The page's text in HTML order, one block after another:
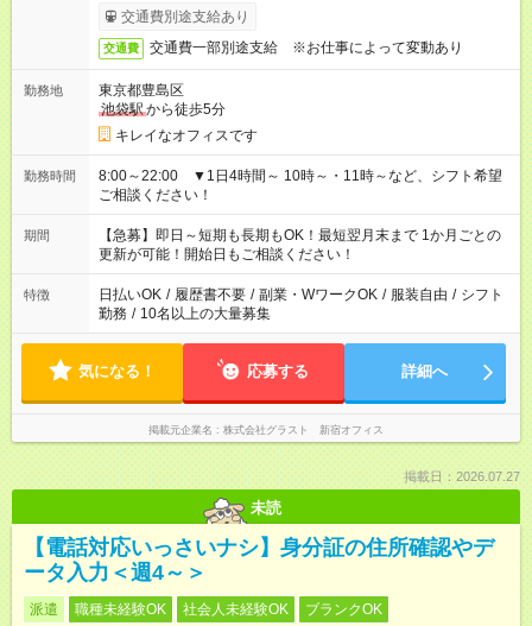
交通費別途支給あり
交通費 交通費一部別途支給 ※お仕事によって変動あり
勤務地
東京都豊島区
池袋駅から徒歩5分
キレイなオフィスです
勤務時間
8:00～22:00 ▼1日4時間～ 10時～・11時～など、シフト希望
ご相談ください！
期間
【急募】即日～短期も長期もOK！最短翌月末まで 1か月ごとの
更新が可能！開始日もご相談ください！
特徴 日払いOK / 履歴書不要 / 副業・WワークOK / 服装自由 / シフト
勤務 / 10名以上の大量募集
気になる！ 応募する 詳細へ
掲載元企業名 株式会社グラスト 新宿オフィス
掲載日：2026.07.27
未読
【電話対応いっさいナシ】身分証の住所確認やデ
ータ入力＜週4～＞
派遣 職種未経験OK 社会人未経験OK
ブランクOK